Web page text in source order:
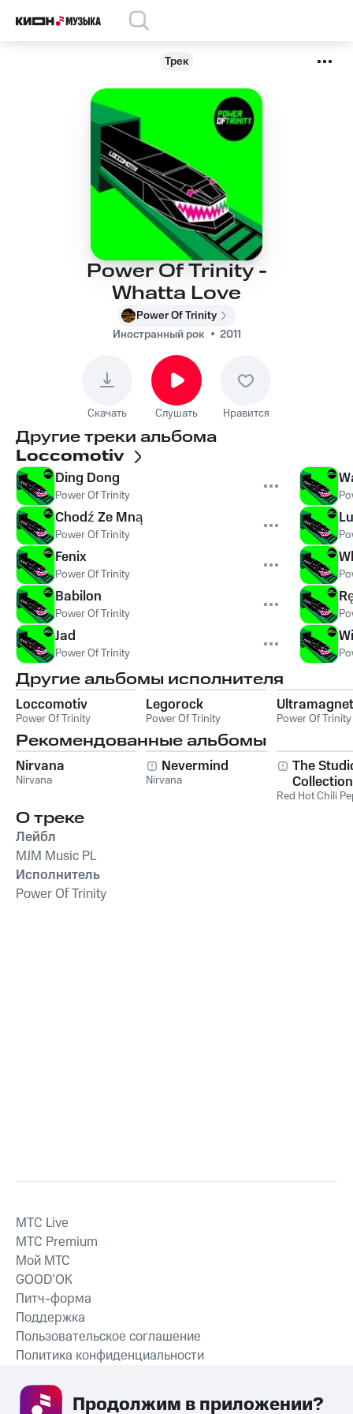
Трек
Power Of Trinity -
Whatta Love
Power Of Trinity
Иностранный рок
2011
Скачать Слушать Нравится
Другие треки альбома
Loccomotiv
Ding Dong
Power Of Trinity
Chodź Ze Mną
Power Of Trinity
Fenix
Power Of Trinity
Babilon
Power Of Trinity
Jad
Power Of Trinity
Другие альбомы исполнителя
Loccomotiv
Power Of Trinity
Legorock
Power Of Trinity Power Of Trinity
Рекомендованные альбомы
Nirvana
Nirvana
Nevermind
Nirvana
The
Collection
Red Hot Chili
О треке
Лейбл
MJM Music PL
Исполнитель
Power Of Trinity
СКАЧАТЬ ПРИЛОЖЕНИЕ
MTС Live
MTС Premium
Мой МТС
GOOD’OK
Питч-форма
Поддержка
Пользовательское соглашение
Политика конфиденциальности